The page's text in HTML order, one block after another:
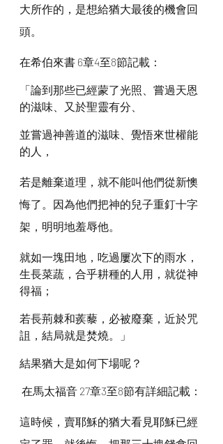
大所作的，是想給猶大最後的機會回
頭。
在希伯來書 6章4至8節記載：
「論到那些已經蒙了光照、嘗過天恩
的滋味、又於聖靈有分、
並嘗過神善道的滋味、覺悟來世權能
的人，
若是離棄道理，就不能叫他們從新懊
悔了。因為他們把神的兒子重釘十字
架，明明地羞辱他。
就如一塊田地，吃過屢次下的雨水，
生長菜蔬，合乎耕種的人用，就從神
得福；
若長荊棘和蒺藜，必被廢棄，近於咒
詛，結局就是焚燒。」
結果猶大是如何下場呢？
在馬太福音 27章3至8節有詳細記載：
這時候，賣耶穌的猶大看見耶穌已經